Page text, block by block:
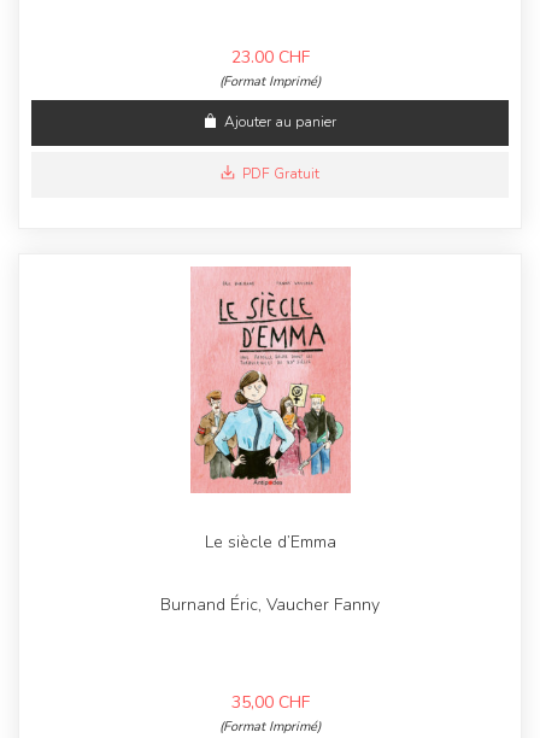
23.00 CHF
(Format Imprimé)
Ajouter au panier
PDF Gratuit
Le siècle d’Emma
Burnand Éric, Vaucher Fanny
35,00 CHF
(Format Imprimé)